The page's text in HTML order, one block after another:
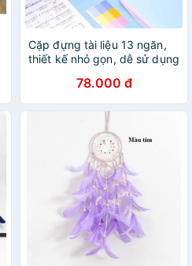
Cặp đựng tài liệu 13 ngăn,
thiết kế nhỏ gọn, dễ sử dụng
78.000 đ